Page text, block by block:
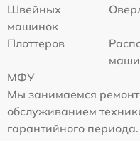
Швейных
машинок
Плоттеров
МФУ
Мы занимаемся
обслуживанием
гарантийного